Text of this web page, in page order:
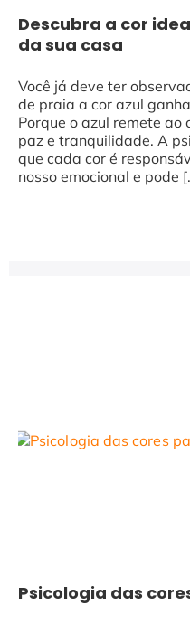
Descubra a cor
da sua casa
Você já deve ter
de praia a cor azul
Porque o azul remete ao
paz e tranquilidade. A
que cada cor é
nosso emocional e pode
Psicologia das